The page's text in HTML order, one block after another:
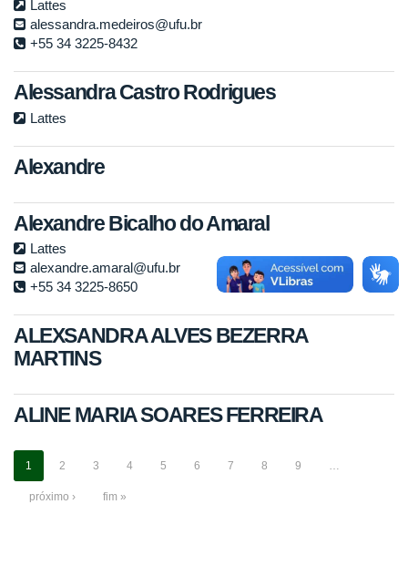
Lattes
alessandra.medeiros@ufu.br
+55 34 3225-8432
Alessandra Castro Rodrigues
Lattes
Alexandre
Alexandre Bicalho do Amaral
Lattes
alexandre.amaral@ufu.br
+55 34 3225-8650
ALEXSANDRA ALVES BEZERRA
MARTINS
ALINE MARIA SOARES FERREIRA
1 2 3 4 5 6 7 8 9 …
próximo › fim »